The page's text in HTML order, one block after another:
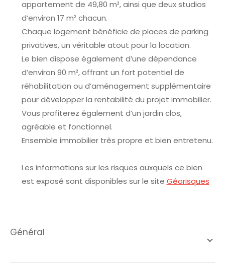
appartement de 49,80 m², ainsi que deux studios
d’environ 17 m² chacun.
Chaque logement bénéficie de places de parking
privatives, un véritable atout pour la location.
Le bien dispose également d’une dépendance
d’environ 90 m², offrant un fort potentiel de
réhabilitation ou d’aménagement supplémentaire
pour développer la rentabilité du projet immobilier.
Vous profiterez également d’un jardin clos,
agréable et fonctionnel.
Ensemble immobilier très propre et bien entretenu.
Les informations sur les risques auxquels ce bien
est exposé sont disponibles sur le site Géorisques
général